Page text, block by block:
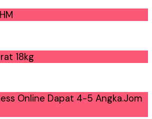
18kg
Online Dapat 4-5 Angka.Jom